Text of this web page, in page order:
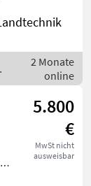
2 Monate
online
5.800
€
MwSt nicht
ausweisbar